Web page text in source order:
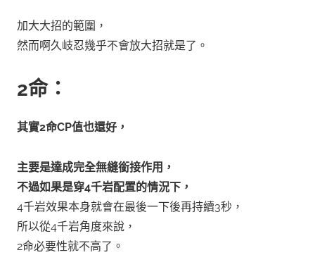
加大大招的範圍，
然而啊久岐忍幾乎不會放大招就是了。
2命：
其實2命CP值也還好，
主要是達成完全無縫銜接作用，
不過如果是穿4千岩配置的情況下，
4千岩效果本身就會在最後一下後再持續3秒，
所以從4千岩角度來說，
2命必要性就不高了。